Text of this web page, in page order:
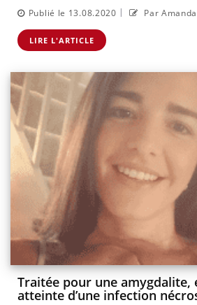
Publié le 13.08.2020 | Par
LIRE L'ARTICLE
Traitée pour une amygdalite,
atteinte d’une infection